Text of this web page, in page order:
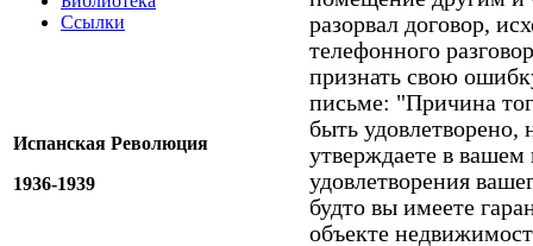
Ссылки
Испанская Революция
1936-1939
разорвал договор,
телефонного
признать свою
письме: "Причина
быть
утверждаете в
удовлетворения
будто вы имеете
объекте